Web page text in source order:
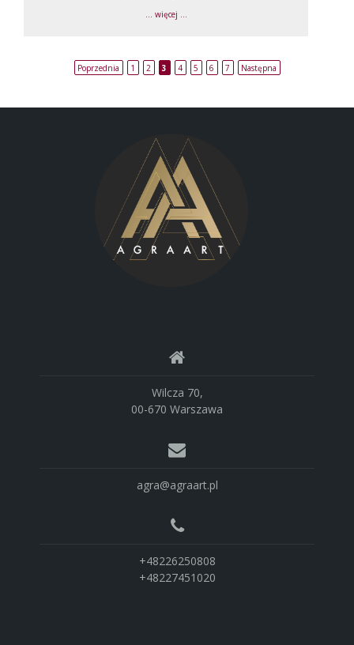
... więcej ...
Poprzednia 1 2 3 4 5 6 7 Następna
Wilcza 70,
00-670 Warszawa
agra@agraart.pl
+48226250808
+48227451020